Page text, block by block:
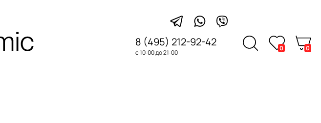
8 (495) 212-92-42
с 10:00 до 21:00
0 0